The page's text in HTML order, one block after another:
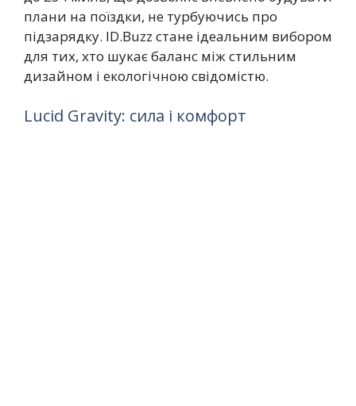
плани на поїздки, не турбуючись про
підзарядку. ID.Buzz стане ідеальним вибором
для тих, хто шукає баланс між стильним
дизайном і екологічною свідомістю.
Lucid Gravity: сила і комфорт